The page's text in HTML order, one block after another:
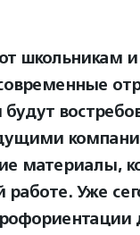
школьникам
будут
материалы,
Уже